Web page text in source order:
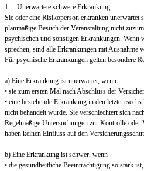
1. Unerwartete schwere Erkrankung:
Sie oder eine Risikoperson erkranken unerwartet
planmäßige Besuch der Veranstaltung nicht
psychischen und sonstigen Erkrankungen.
sprechen, sind alle Erkrankungen mit Ausnahme
Für psychische Erkrankungen gelten besondere
a) Eine Erkrankung ist unerwartet, wenn:
• sie zum ersten Mal nach Abschluss der
• eine bestehende Erkrankung in den letzten
nicht behandelt wurde. Sie verschlechtert sich
Regelmäßige Untersuchungen zur Kontrolle oder
haben keinen Einfluss auf den
b) Eine Erkrankung ist schwer, wenn
• die gesundheitliche Beeinträchtigung so stark